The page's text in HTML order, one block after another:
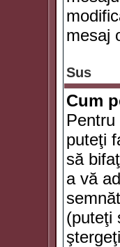
mesaj
Sus
Cum
puteţi
să
a vă
(puteţi